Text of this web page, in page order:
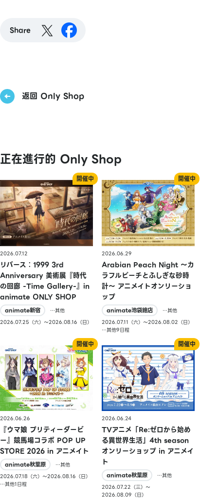
Share
返回 Only Shop
正在進行的 Only Shop
2026.07.12
リバース：1999 3rd
Anniversary 美術展『時代
の回廊 -Time Gallery-』in
animate ONLY SHOP
animate新宿
…其他
2026.07.25（六）〜2026.08.16（日）
2026.06.29
Arabian Peach Night 〜カ
ラフルピーチとふしぎな砂時
計〜 アニメイトオンリーショ
ップ
animate池袋總店
…其他
2026.07.11（六）〜2026.08.02（日）
…其他9日程
2026.06.26
『ウマ娘 プリティーダービ
ー』競馬場コラボ POP UP
STORE 2026 in アニメイト
animate秋葉原
…其他
2026.07.18（六）〜2026.08.16（日）
…其他1日程
2026.06.24
TVアニメ「Re:ゼロから始め
る異世界生活」4th season
オンリーショップ in アニメイ
ト
animate秋葉原
…其他
2026.07.22（三）〜
2026.08.09（日）